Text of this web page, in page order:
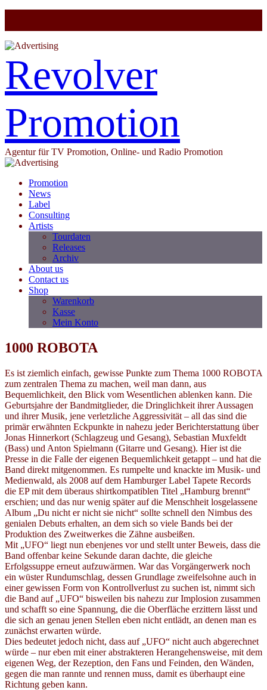
Revolver
Promotion
Agentur für TV Promotion, Online- und Radio Promotion
Promotion
News
Label
Consulting
Artists
Tourdaten
Releases
Archiv
About us
Contact us
Shop
Warenkorb
Kasse
Mein Konto
1000 ROBOTA
Es ist ziemlich einfach, gewisse Punkte zum Thema 1000 ROBOTA
zum zentralen Thema zu machen, weil man dann, aus
Bequemlichkeit, den Blick vom Wesentlichen ablenken kann. Die
Geburtsjahre der Bandmitglieder, die Dringlichkeit ihrer Aussagen
und ihrer Musik, jene verletzliche Aggressivität – all das sind die
primär erwähnten Eckpunkte in nahezu jeder Berichterstattung über
Jonas Hinnerkort (Schlagzeug und Gesang), Sebastian Muxfeldt
(Bass) und Anton Spielmann (Gitarre und Gesang). Hier ist die
Presse in die Falle der eigenen Bequemlichkeit getappt – und hat die
Band direkt mitgenommen. Es rumpelte und knackte im Musik- und
Medienwald, als 2008 auf dem Hamburger Label Tapete Records
die EP mit dem überaus shirtkompatiblen Titel „Hamburg brennt“
erschien; und das nur wenig später auf die Menschheit losgelassene
Album „Du nicht er nicht sie nicht“ sollte schnell den Nimbus des
genialen Debuts erhalten, an dem sich so viele Bands bei der
Produktion des Zweitwerkes die Zähne ausbeißen.
Mit „UFO“ liegt nun ebenjenes vor und stellt unter Beweis, dass die
Band offenbar keine Sekunde daran dachte, die gleiche
Erfolgssuppe erneut aufzuwärmen. War das Vorgängerwerk noch
ein wüster Rundumschlag, dessen Grundlage zweifelsohne auch in
einer gewissen Form von Kontrollverlust zu suchen ist, nimmt sich
die Band auf „UFO“ bisweilen bis nahezu zur Implosion zusammen
und schafft so eine Spannung, die die Oberfläche erzittern lässt und
die sich an genau jenen Stellen eben nicht entlädt, an denen man es
zunächst erwarten würde.
Dies bedeutet jedoch nicht, dass auf „UFO“ nicht auch abgerechnet
würde – nur eben mit einer abstrakteren Herangehensweise, mit dem
eigenen Weg, der Rezeption, den Fans und Feinden, den Wänden,
gegen die man rannte und rennen muss, damit es überhaupt eine
Richtung geben kann.